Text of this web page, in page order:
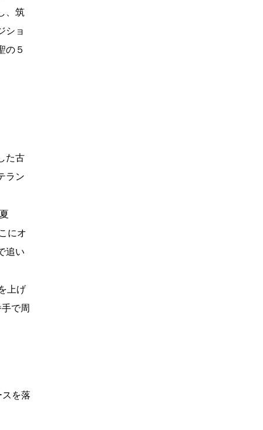
、筑
ショ
の５
た古
ラン
にオ
追い
上げ
で周
を落